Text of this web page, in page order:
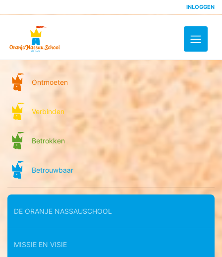
INLOGGEN
Toggle
Ontmoeten
Verbinden
Betrokken
Betrouwbaar
DE ORANJE NASSAUSCHOOL
MISSIE EN VISIE